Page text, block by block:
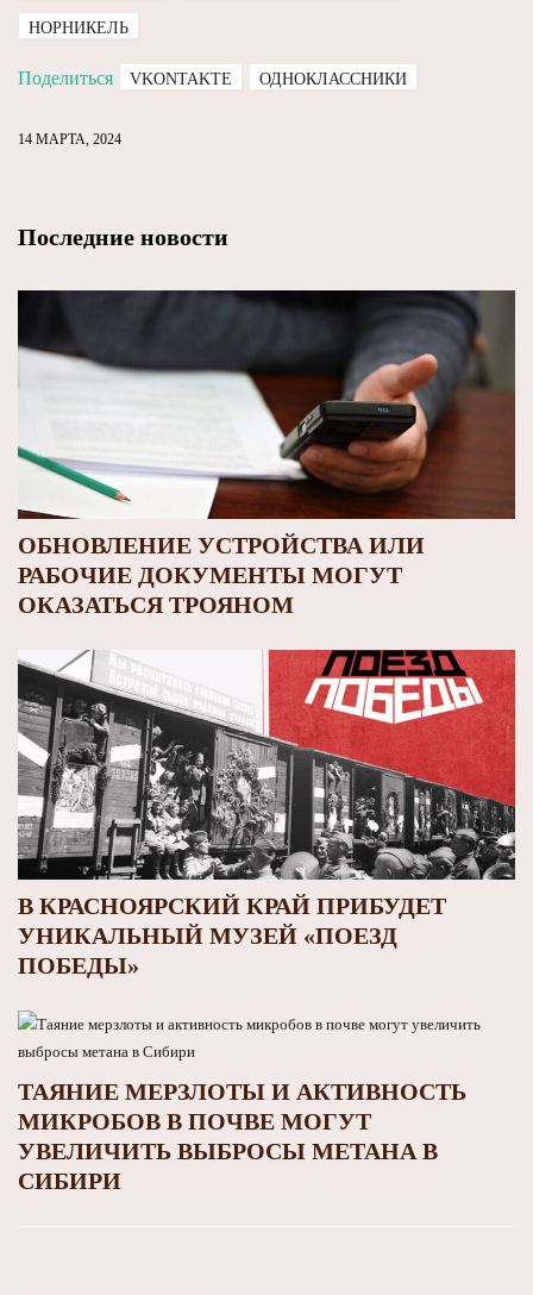
НОРНИКЕЛЬ
Поделиться VKONTAKTE ОДНОКЛАССНИКИ
14 МАРТА, 2024
Последние новости
ОБНОВЛЕНИЕ УСТРОЙСТВА ИЛИ
РАБОЧИЕ ДОКУМЕНТЫ МОГУТ
ОКАЗАТЬСЯ ТРОЯНОМ
В КРАСНОЯРСКИЙ КРАЙ ПРИБУДЕТ
УНИКАЛЬНЫЙ МУЗЕЙ «ПОЕЗД
ПОБЕДЫ»
ТАЯНИЕ МЕРЗЛОТЫ И АКТИВНОСТЬ
МИКРОБОВ В ПОЧВЕ МОГУТ
УВЕЛИЧИТЬ ВЫБРОСЫ МЕТАНА В
СИБИРИ